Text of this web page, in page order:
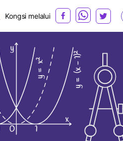
Kongsi melalui